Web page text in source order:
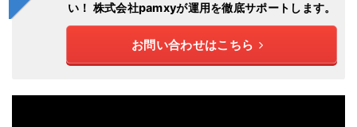
い！ 株式会社pamxyが運用を徹底サポートします。
お問い合わせはこちら